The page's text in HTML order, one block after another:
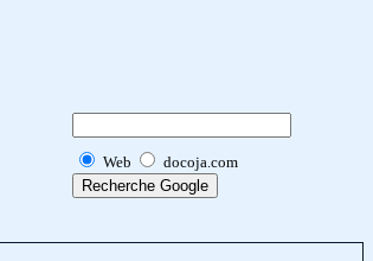
Web docoja.com